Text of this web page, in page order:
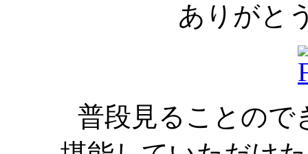
ありがと
普段見ることので